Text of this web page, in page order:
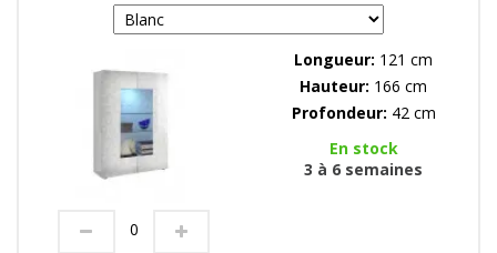
Longueur: 121 cm
Hauteur: 166 cm
Profondeur: 42 cm
En stock
3 à 6 semaines